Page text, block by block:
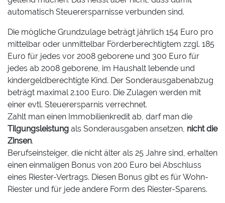
automatisch Steuerersparnisse verbunden sind.
Die mögliche Grundzulage beträgt jährlich 154 Euro pro
mittelbar oder unmittelbar Förderberechtigtem zzgl. 185
Euro für jedes vor 2008 geborene und 300 Euro für
jedes ab 2008 geborene, im Haushalt lebende und
kindergeldberechtigte Kind. Der Sonderausgabenabzug
beträgt maximal 2.100 Euro. Die Zulagen werden mit
einer evtl. Steuerersparnis verrechnet.
Zahlt man einen Immobilienkredit ab, darf man die
Tilgungsleistung als Sonderausgaben ansetzen, nicht die
Zinsen.
Berufseinsteiger, die nicht älter als 25 Jahre sind, erhalten
einen einmaligen Bonus von 200 Euro bei Abschluss
eines Riester-Vertrags. Diesen Bonus gibt es für Wohn-
Riester und für jede andere Form des Riester-Sparens.